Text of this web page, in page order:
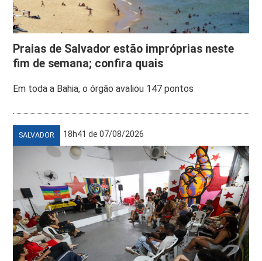
Praias de Salvador estão impróprias neste
fim de semana; confira quais
Em toda a Bahia, o órgão avaliou 147 pontos
SALVADOR 18h41 de 07/08/2026